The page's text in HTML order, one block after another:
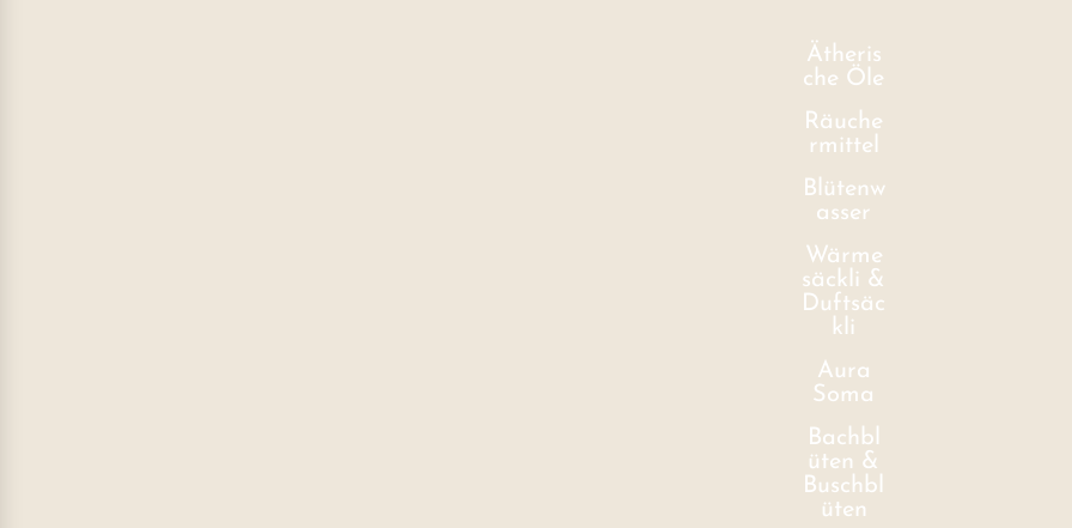
Ätheris
che Öle
Räuche
rmittel
Blütenw
asser
Wärme
säckli &
Duftsäc
kli
Aura
Soma
Bachbl
üten &
Buschbl
üten